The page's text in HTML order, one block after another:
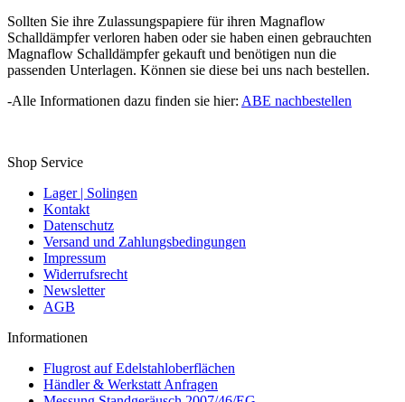
Sollten Sie ihre Zulassungspapiere für ihren Magnaflow
Schalldämpfer verloren haben oder sie haben einen gebrauchten
Magnaflow Schalldämpfer gekauft und benötigen nun die
passenden Unterlagen. Können sie diese bei uns nach bestellen.
-Alle Informationen dazu finden sie hier: ABE nachbestellen
Shop Service
Lager | Solingen
Kontakt
Datenschutz
Versand und Zahlungsbedingungen
Impressum
Widerrufsrecht
Newsletter
AGB
Informationen
Flugrost auf Edelstahloberflächen
Händler & Werkstatt Anfragen